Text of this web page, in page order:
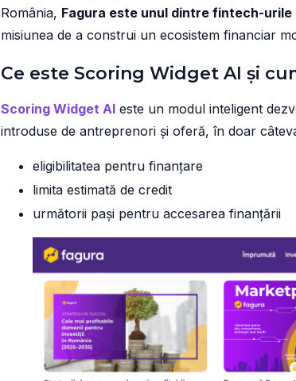
România, Fagura este unul dintre fintech-
misiunea de a construi un ecosistem financiar
Ce este Scoring Widget AI și
Scoring Widget AI este un modul inteligent
introduse de antreprenori și oferă, în doar
eligibilitatea pentru finanțare
limita estimată de credit
următorii pași pentru accesarea finanțării